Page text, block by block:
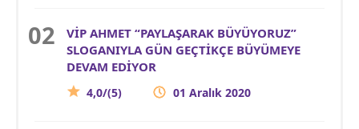
VİP AHMET “PAYLAŞARAK BÜYÜYORUZ”
SLOGANIYLA GÜN GEÇTİKÇE BÜYÜMEYE
DEVAM EDİYOR
4,0/(5) 01 Aralık 2020